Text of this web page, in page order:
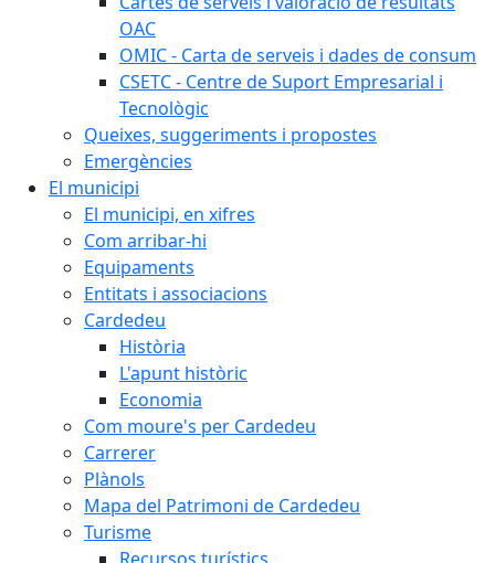
OAC
OMIC - Carta de serveis i dades de consum
CSETC - Centre de Suport Empresarial i
Tecnològic
Queixes, suggeriments i propostes
Emergències
El municipi
El municipi, en xifres
Com arribar-hi
Equipaments
Entitats i associacions
Cardedeu
Història
L'apunt històric
Economia
Com moure's per Cardedeu
Carrerer
Plànols
Mapa del Patrimoni de Cardedeu
Turisme